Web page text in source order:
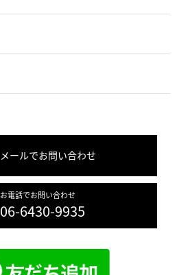
メールでお問い合わせ
お電話でお問い合わせ
06-6430-9935